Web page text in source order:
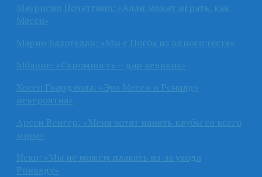
Маурисио Почеттино: «Алли может играть, как
Месси»
Марио Балотелли: «Мы с Погба из одного теста»
Мбаппе: «Скромность – дар великих»
Хосеп Гвардиола: «Эра Месси и Роналду
невероятна»
Арсен Венгер: «Меня хотят нанять клубы со всего
мира»
Иско: «Мы не можем плакать из-за ухода
Роналду»